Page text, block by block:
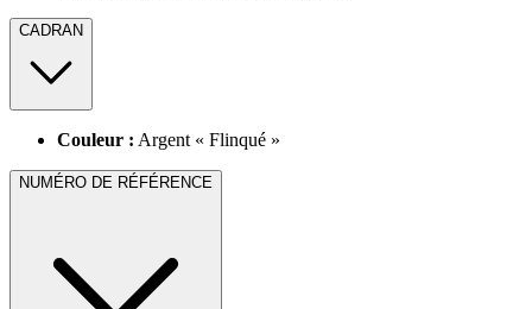
CADRAN
Couleur : Argent « Flinqué »
NUMÉRO DE RÉFÉRENCE